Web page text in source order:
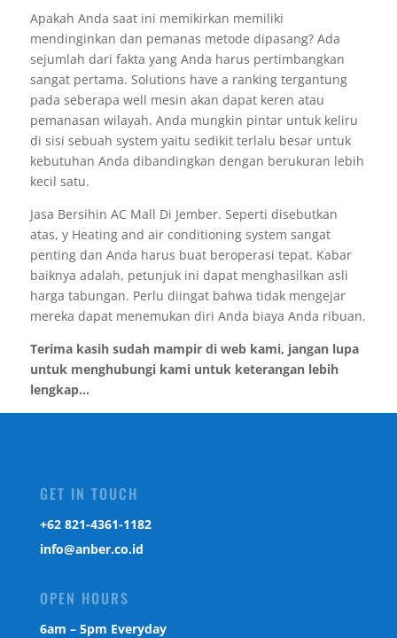
Apakah Anda saat ini memikirkan memiliki
mendinginkan dan pemanas metode dipasang? Ada
sejumlah dari fakta yang Anda harus pertimbangkan
sangat pertama. Solutions have a ranking tergantung
pada seberapa well mesin akan dapat keren atau
pemanasan wilayah. Anda mungkin pintar untuk keliru
di sisi sebuah system yaitu sedikit terlalu besar untuk
kebutuhan Anda dibandingkan dengan berukuran lebih
kecil satu.
Jasa Bersihin AC Mall Di Jember. Seperti disebutkan
atas, y Heating and air conditioning system sangat
penting dan Anda harus buat beroperasi tepat. Kabar
baiknya adalah, petunjuk ini dapat menghasilkan asli
harga tabungan. Perlu diingat bahwa tidak mengejar
mereka dapat menemukan diri Anda biaya Anda ribuan.
Terima kasih sudah mampir di web kami, jangan lupa
untuk menghubungi kami untuk keterangan lebih
lengkap...
GET IN TOUCH
‎+62 821-4361-1182
info@anber.co.id
OPEN HOURS
6am – 5pm Everyday